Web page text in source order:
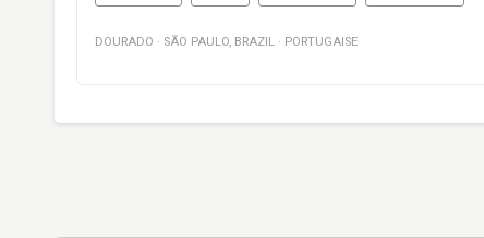
DOURADO · SÃO PAULO, BRAZIL · PORTUGAISE